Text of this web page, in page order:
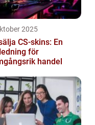
2025
CS-skins: En
för
handel